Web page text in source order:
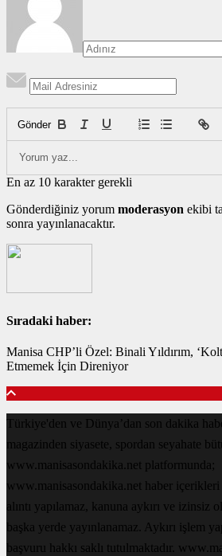
Gönder
En az 10 karakter gerekli
Gönderdiğiniz yorum moderasyon ekibi
sonra yayınlanacaktır.
Sıradaki haber:
Manisa CHP’li Özel: Binali Yıldırım,
Etmemek İçin Direniyor
Türkiye'den ve Dünya’dan son dakika
magazinden siyasete, spordan seyahate
www.manisasondakika.net platformunda;
www.manisasondakika.net haber
alıntı yapılamaz, kanuna aykırı ve izinsiz
başka yerde yayınlanamaz. Aykırı işlem
başvuru hakkı saklı tutulmaktadır.